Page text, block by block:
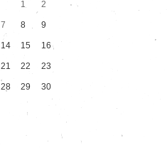
1
2
7 8 9
14 15 16
21 22 23
28 29 30